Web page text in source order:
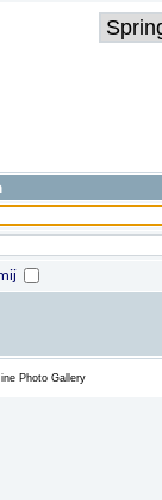
Photo Gallery